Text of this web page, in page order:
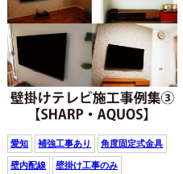
愛知 補強工事あり 角度固定式金具
壁内配線 壁掛け工事のみ